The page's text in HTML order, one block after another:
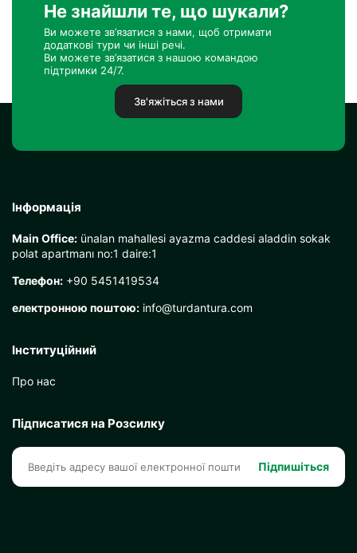
Не знайшли те, що шукали?
Ви можете зв’язатися з нами, щоб отримати
додаткові тури чи інші речі.
Ви можете зв’язатися з нашою командою
підтримки 24/7.
Зв'яжіться з нами
Інформація
Main Office: ünalan mahallesi ayazma caddesi aladdin sokak
polat apartmanı no:1 daire:1
Телефон: +90 5451419534
електронною поштою: info@turdantura.com
Інституційний
Про нас
Підписатися на Розсилку
Підпишіться